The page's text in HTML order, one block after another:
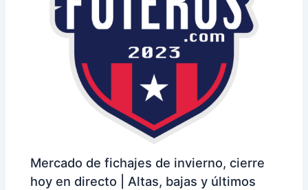
Mercado de fichajes de invierno, cierre
hoy en directo | Altas, bajas y últimos